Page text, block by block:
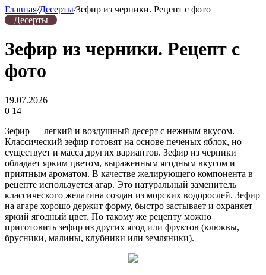
Главная/Десерты/Зефир из черники. Рецепт с фото
Десерты
Зефир из черники. Рецепт с
фото
19.07.2026
0 14
Зефир — легкий и воздушный десерт с нежным вкусом.
Классический зефир готовят на основе печеных яблок, но
существует и масса других вариантов. Зефир из черники
обладает ярким цветом, выраженным ягодным вкусом и
приятным ароматом. В качестве желирующего компонента в
рецепте используется агар. Это натуральный заменитель
классического желатина создан из морских водорослей. Зефир
на агаре хорошо держит форму, быстро застывает и охраняет
яркий ягодный цвет. По такому же рецепту можно
приготовить зефир из других ягод или фруктов (клюквы,
брусники, малины, клубники или земляники).